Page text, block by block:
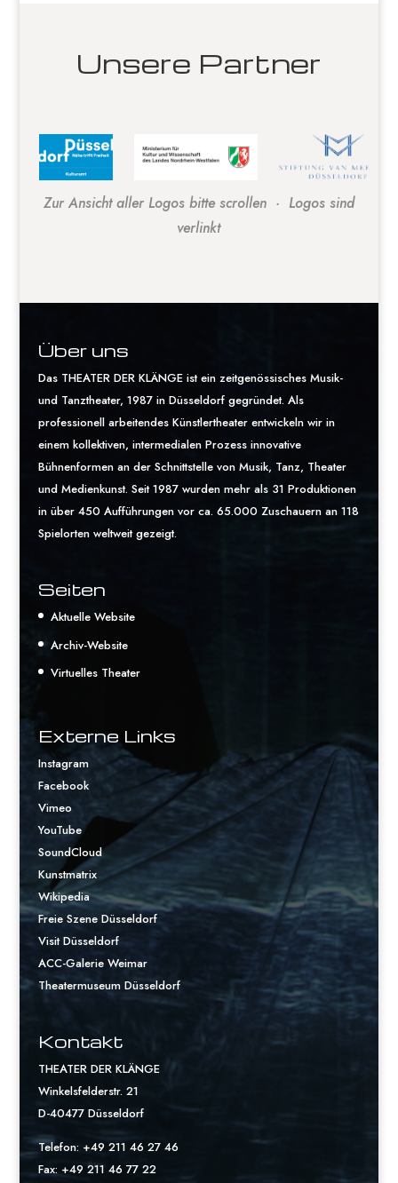
Unsere Partner
Zur Ansicht aller Logos bitte scrollen · Logos sind
verlinkt
Über uns
Das THEATER DER KLÄNGE ist ein zeitgenössisches Musik-
und Tanztheater, 1987 in Düsseldorf gegründet. Als
professionell arbeitendes Künstlertheater entwickeln wir in
einem kollektiven, intermedialen Prozess innovative
Bühnenformen an der Schnittstelle von Musik, Tanz, Theater
und Medienkunst. Seit 1987 wurden mehr als 31 Produktionen
in über 450 Aufführungen vor ca. 65.000 Zuschauern an 118
Spielorten weltweit gezeigt.
Seiten
Aktuelle Website
Archiv-Website
Virtuelles Theater
Externe Links
Instagram
Facebook
Vimeo
YouTube
SoundCloud
Kunstmatrix
Wikipedia
Freie Szene Düsseldorf
Visit Düsseldorf
ACC-Galerie Weimar
Theatermuseum Düsseldorf
Kontakt
THEATER DER KLÄNGE
Winkelsfelderstr. 21
D-40477 Düsseldorf
Telefon: +49 211 46 27 46
Fax: +49 211 46 77 22